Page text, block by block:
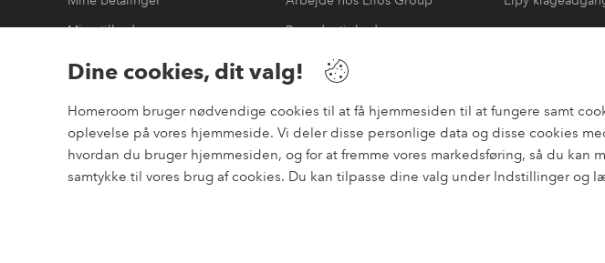
Dine cookies, dit valg!
Homeroom bruger nødvendige cookies til at få hjemmesiden til at fungere samt
oplevelse på vores hjemmeside. Vi deler disse personlige data og disse cookies
hvordan du bruger hjemmesiden, og for at fremme vores markedsføring, så du
samtykke til vores brug af cookies. Du kan tilpasse dine valg under Indstillinger og
Mine tilbud
Mine returneringer
Bæredygtighed
Tilgængelighedserklæring
Sikre betalinger
Vil du vide mere om vores betalingsmuligheder?elpy